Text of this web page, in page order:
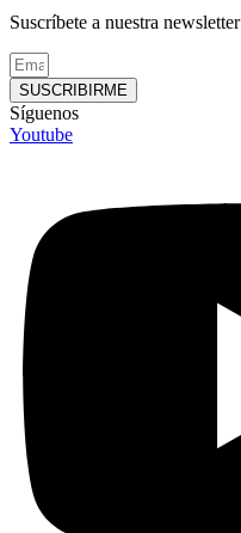
Suscríbete a nuestra newsletter
SUSCRIBIRME
Síguenos
Youtube